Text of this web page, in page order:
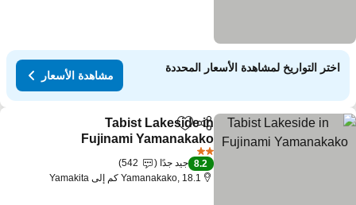
اختر التواريخ لمشاهدة الأسعار المحددة
مشاهدة الأسعار
مشاركةAdd to favorites
Tabist Lakeside in
Fujinami Yamanakako
مشاهدة الأسعار
8.2 جيد جدًا
542
Yamanakako, 18.1 كم إلى Yamakita